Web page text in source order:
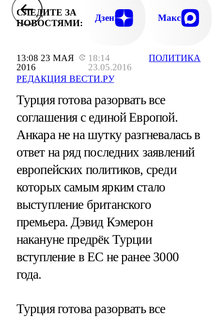
13:08 23 МАЯ
2016
18:14
23.05.2016
РЕДАКЦИЯ ВЕСТИ.РУ
ПОЛИТИКА
СЛЕДИТЕ ЗА
НОВОСТЯМИ:
Дзен Макс
Турция готова разорвать все
соглашения с единой Европой.
Анкара не на шутку разгневалась в
ответ на ряд последних заявлений
европейских политиков, среди
которых самым ярким стало
выступление британского
премьера. Дэвид Кэмерон
накануне предрёк Турции
вступление в ЕС не ранее 3000
года.
Турция готова разорвать все